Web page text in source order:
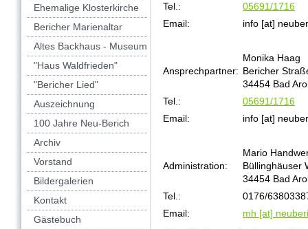
Ehemalige Klosterkirche
Bericher Marienaltar
Altes Backhaus - Museum
"Haus Waldfrieden"
"Bericher Lied"
Auszeichnung
100 Jahre Neu-Berich
Archiv
Vorstand
Bildergalerien
Kontakt
Gästebuch
Tel.:
05691/1716
Email:
info [at]
Ansprechpartner:
Monika Haag
Bericher
34454 Bad
Tel.:
05691/1716
Email:
info [at]
Administration:
Mario
Büllinghäuser
34454 Bad
Tel.:
0176/
Email:
mh [at]